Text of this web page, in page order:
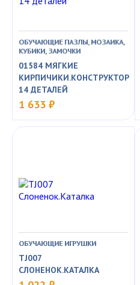
ОБУЧАЮЩИЕ ПАЗЛЫ, МОЗАИКА,
КУБИКИ, ЗАМОЧКИ
01584 МЯГКИЕ
КИРПИЧИКИ.КОНСТРУКТОР
14 ДЕТАЛЕЙ
1 633 ₽
ОБУЧАЮЩИЕ ИГРУШКИ
TJ007
СЛОНЕНОК.КАТАЛКА